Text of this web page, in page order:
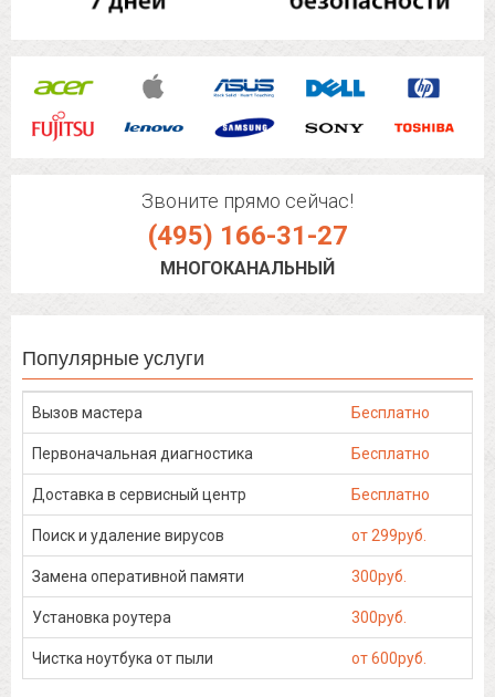
Звоните прямо сейчас!
(495) 166-31-27
МНОГОКАНАЛЬНЫЙ
Популярные услуги
Вызов мастера Бесплатно
Первоначальная диагностика Бесплатно
Доставка в сервисный центр Бесплатно
Поиск и удаление вирусов от 299руб.
Замена оперативной памяти 300руб.
Установка роутера 300руб.
Чистка ноутбука от пыли от 600руб.